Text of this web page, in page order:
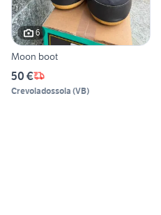
6
Moon boot
50 €
Crevoladossola (VB)